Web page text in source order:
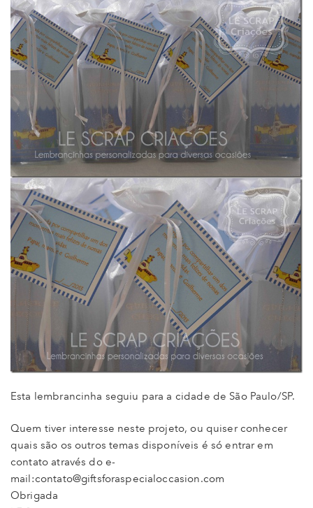
Esta lembrancinha seguiu para a cidade de São Paulo/SP.
Quem tiver interesse neste projeto, ou quiser conhecer
quais são os outros temas disponíveis é só entrar em
contato através do e-
mail:contato@giftsforaspecialoccasion.com
Obrigada